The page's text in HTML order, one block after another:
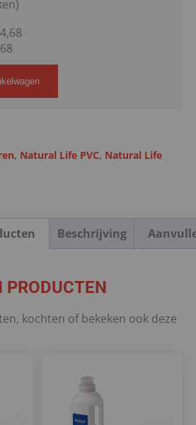
, Natural Life PVC, Natural Life
Beschrijving
kochten of bekeken ook deze